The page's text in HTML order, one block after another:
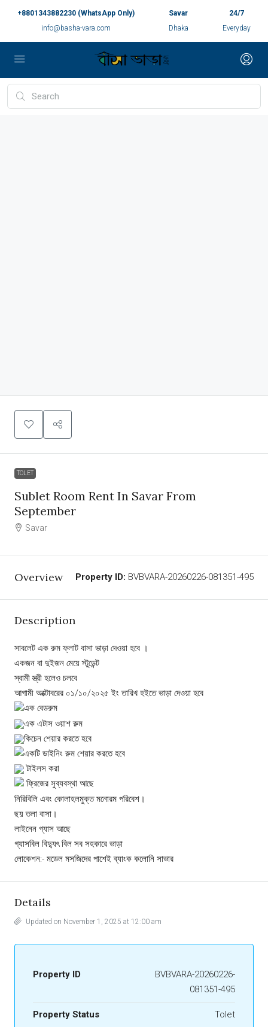
+8801343882230 (WhatsApp Only)
info@basha-vara.com
Savar
Dhaka
24/7
Everyday
TOLET
Sublet Room Rent In Savar From
September
Savar
Overview Property ID: BVBVARA-20260226-081351-495
Description
সাবলেট এক রুম ফ্লাট বাসা ভাড়া দেওয়া হবে ।
একজন বা দুইজন মেয়ে স্টুডেন্ট
স্বামী স্ত্রী হলেও চলবে
আগামী অক্টোবরের ০১/১০/২০২৫ ইং তারিখ হইতে ভাড়া দেওয়া হবে
এক বেডরুম
এক এটাস ওয়াশ রুম
কিচেন শেয়ার করতে হবে
একটি ডাইনিং রুম শেয়ার করতে হবে
টাইলস করা
ফ্রিজের সুব্যবস্থা আছে
নিরিবিলি এবং কোলাহলমুক্ত মনোরম পরিবেশ।
ছয় তলা বাসা।
লাইনেন গ্যাস আছে
গ্যাসবিল বিদ্যুৎ বিল সব সহকারে ভাড়া
লোকেশন:- মডেল মসজিদের পাশেই ব্যাংক কলোনি সাভার
Details
Updated on November 1, 2025 at 12:00 am
Property ID
BVBVARA-20260226-
081351-495
Property Status Tolet